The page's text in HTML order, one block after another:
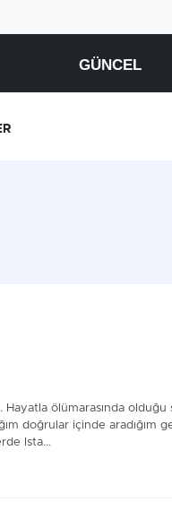
GÜNCEL
ölümarasında
doğrular içinde aradığım
Ista...